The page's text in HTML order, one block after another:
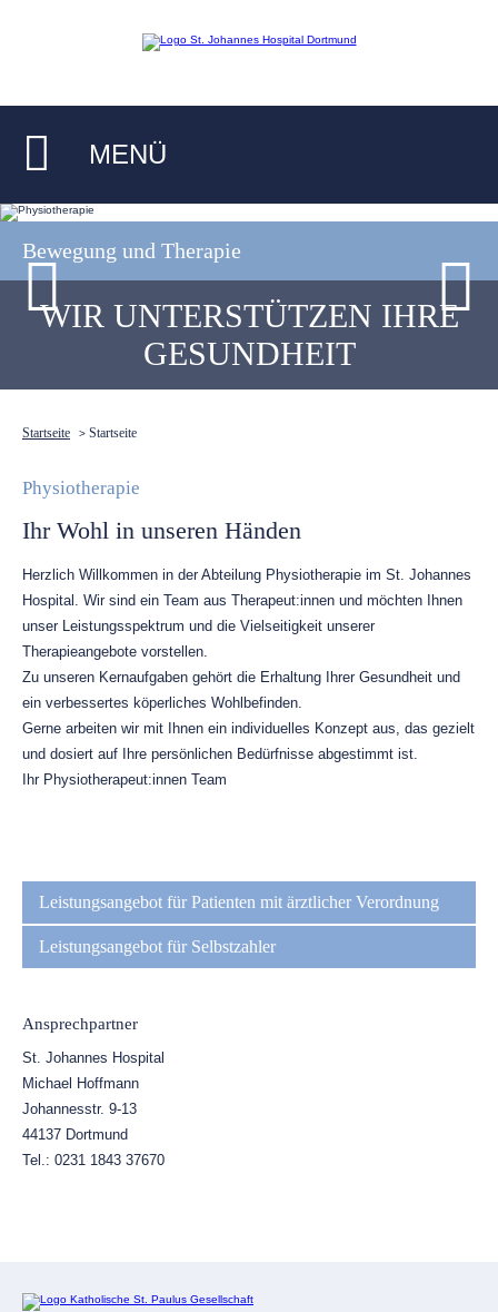
MENÜ
WIR UNTERSTÜTZEN IHRE
GESUNDHEIT
Bewegung und Therapie
Startseite > Startseite
Physiotherapie
Ihr Wohl in unseren Händen
Herzlich Willkommen in der Abteilung Physiotherapie im St. Johannes
Hospital. Wir sind ein Team aus Therapeut:innen und möchten Ihnen
unser Leistungsspektrum und die Vielseitigkeit unserer
Therapieangebote vorstellen.
Zu unseren Kernaufgaben gehört die Erhaltung Ihrer Gesundheit und
ein verbessertes köperliches Wohlbefinden.
Gerne arbeiten wir mit Ihnen ein individuelles Konzept aus, das gezielt
und dosiert auf Ihre persönlichen Bedürfnisse abgestimmt ist.
Ihr Physiotherapeut:innen Team
überspringen
Leistungsangebot für Patienten mit ärztlicher Verordnung
Leistungsangebot für Selbstzahler
Ansprechpartner
St. Johannes Hospital
Michael Hoffmann
Johannesstr. 9-13
44137 Dortmund
Tel.: 0231 1843 37670